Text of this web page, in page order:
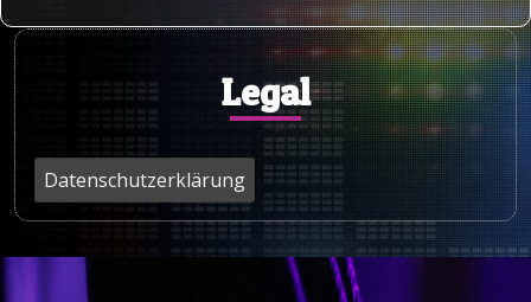
Legal
Datenschutzerklärung